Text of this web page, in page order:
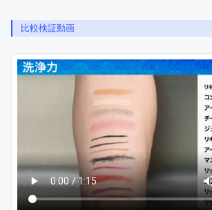
比較検証動画